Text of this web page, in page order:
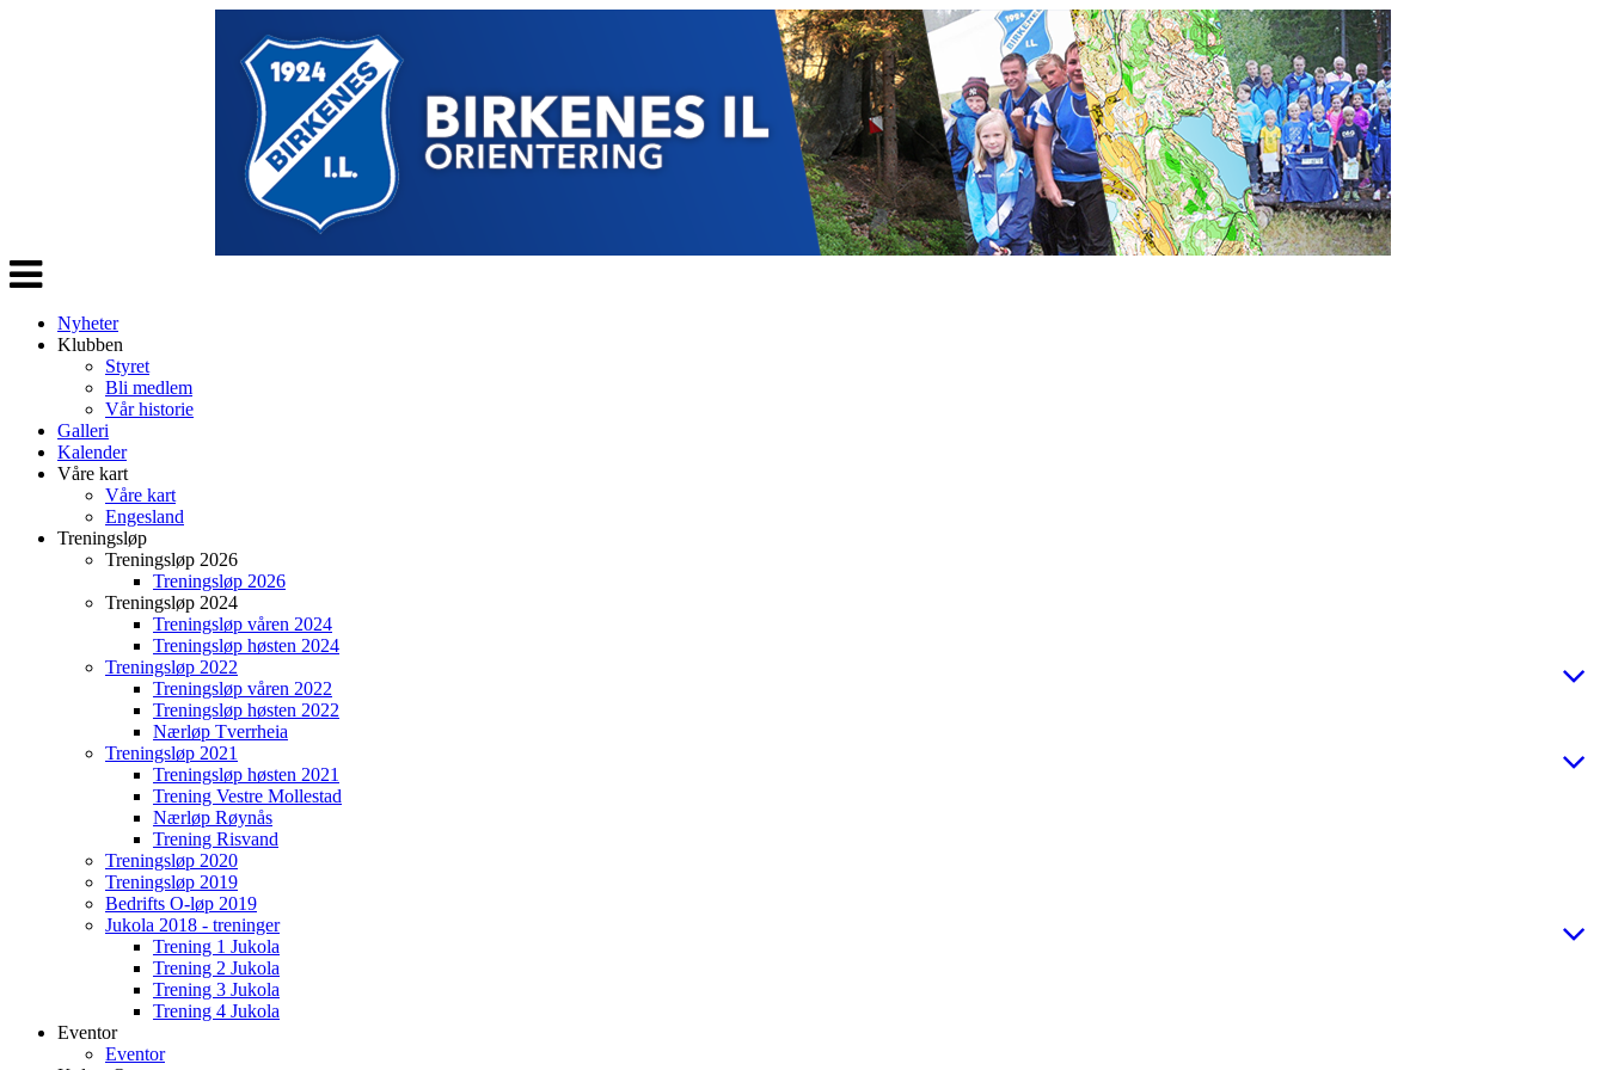
Veksle
navigasjon
Nyheter
Klubben
Styret
Bli medlem
Vår historie
Galleri
Kalender
Våre kart
Våre kart
Engesland
Treningsløp
Treningsløp 2026
Treningsløp 2026
Treningsløp 2024
Treningsløp våren 2024
Treningsløp høsten 2024
Treningsløp 2022
Treningsløp våren 2022
Treningsløp høsten 2022
Nærløp Tverrheia
Treningsløp 2021
Treningsløp høsten 2021
Trening Vestre Mollestad
Nærløp Røynås
Trening Risvand
Treningsløp 2020
Treningsløp 2019
Bedrifts O-løp 2019
Jukola 2018 - treninger
Trening 1 Jukola
Trening 2 Jukola
Trening 3 Jukola
Trening 4 Jukola
Eventor
Eventor